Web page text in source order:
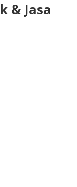
& Jasa